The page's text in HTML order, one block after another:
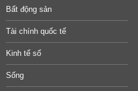
Bất động sản
Tài chính quốc tế
Kinh tế số
Sống